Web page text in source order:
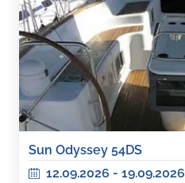
Sun Odyssey 54DS
12.09.2026 - 19.09.2026